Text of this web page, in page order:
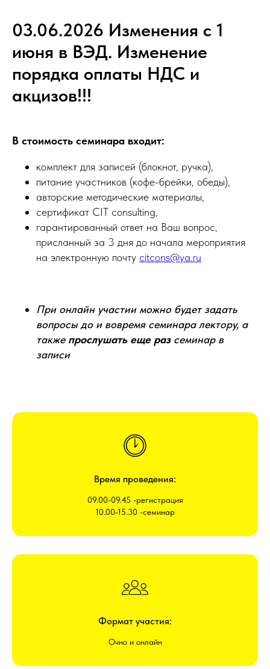
03.06.2026 Изменения с 1
июня в ВЭД. Изменение
порядка оплаты НДС и
акцизов!!!
В стоимость семинара входит:
комплект для записей (блокнот, ручка),
питание участников (кофе-брейки, обеды),
авторские методические материалы,
сертификат CIT consulting,
гарантированный ответ на Ваш вопрос,
присланный за 3 дня до начала мероприятия
на электронную почту citcons@ya.ru
При онлайн участии можно будет задать
вопросы до и вовремя семинара лектору, а
также прослушать еще разсеминар в
записи
Время проведения:
09.00-09.45 -регистрация
10.00-15.30 -семинар
Формат участия:
Очно и онлайн